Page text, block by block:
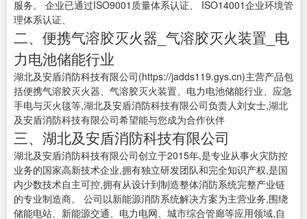
服务。 企业已通过ISO9001质量体系认证、 ISO14001企业环境管
理体系认证、
二、便携气溶胶灭火器_气溶胶灭火装置_电
力电池储能行业
湖北及安盾消防科技有限公司(https://jadds119.gys.cn)主营产品包
括便携气溶胶灭火器、气溶胶灭火装置、电力电池储能行业、应急
手电与灭火毯等,湖北及安盾消防科技有限公司负责人刘女士,湖北
及安盾消防科技有限公司希望能与您成为合作伙伴
三、湖北及安盾消防科技有限公司
湖北及安盾消防科技有限公司创立于2015年,是专业从事火灾防控
业务的国家高新技术企业,拥有独立研发团队和完全知识产权,是国
内少数技术自主可控,拥有从设计到制造整体消防系统完整产业链
的专业制造商。 公司以新能源消防系统解决方案为主营业务,围绕
储能电站、新能源交通、电力电网、城市综合管廊等应用领域,自